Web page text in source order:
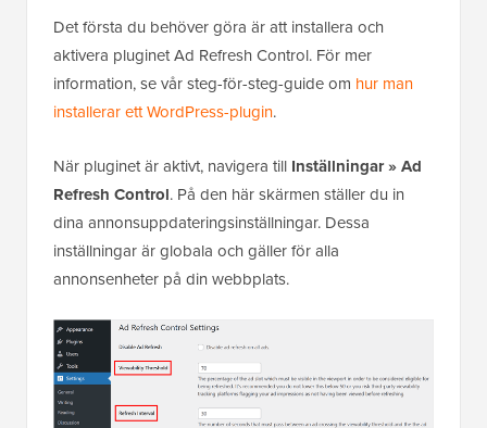
Det första du behöver göra är att installera och
aktivera pluginet Ad Refresh Control. För mer
information, se vår steg-för-steg-guide om hur man
installerar ett WordPress-plugin.
När pluginet är aktivt, navigera till Inställningar » Ad
Refresh Control. På den här skärmen ställer du in
dina annonsuppdateringsinställningar. Dessa
inställningar är globala och gäller för alla
annonsenheter på din webbplats.